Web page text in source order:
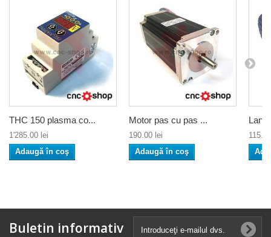
THC 150 plasma co...
1'285.00 lei
Adaugă în coş
Motor pas cu pas ...
190.00 lei
Adaugă în coş
Lant
Buletin informativ